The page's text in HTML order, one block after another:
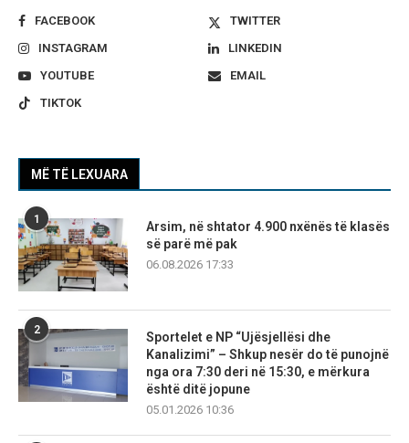
FACEBOOK
TWITTER
INSTAGRAM
LINKEDIN
YOUTUBE
EMAIL
TIKTOK
MË TË LEXUARA
1
Arsim, në shtator 4.900 nxënës të klasës
së parë më pak
06.08.2026 17:33
2
Sportelet e NP “Ujësjellësi dhe
Kanalizimi” – Shkup nesër do të punojnë
nga ora 7:30 deri në 15:30, e mërkura
është ditë jopune
05.01.2026 10:36